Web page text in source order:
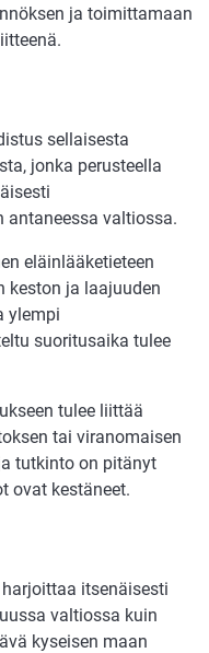
ja toimittamaan
sellaisesta
jonka perusteella
valtiossa.
eläinlääketieteen
keston ja laajuuden
ylempi
suoritusaika tulee
tulee liittää
tai viranomaisen
tutkinto on pitänyt
ovat kestäneet.
itsenäisesti
valtiossa kuin
kyseisen maan